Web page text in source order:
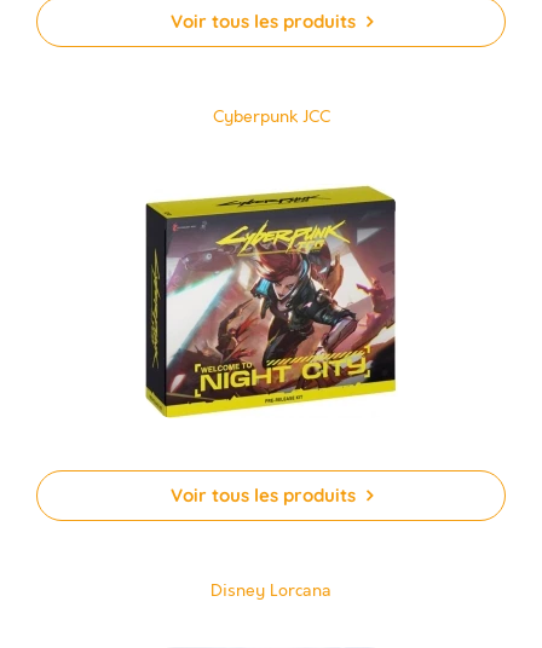
Voir tous les produits
Cyberpunk JCC
Voir tous les produits
Disney Lorcana